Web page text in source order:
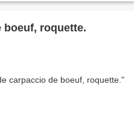
boeuf, roquette.